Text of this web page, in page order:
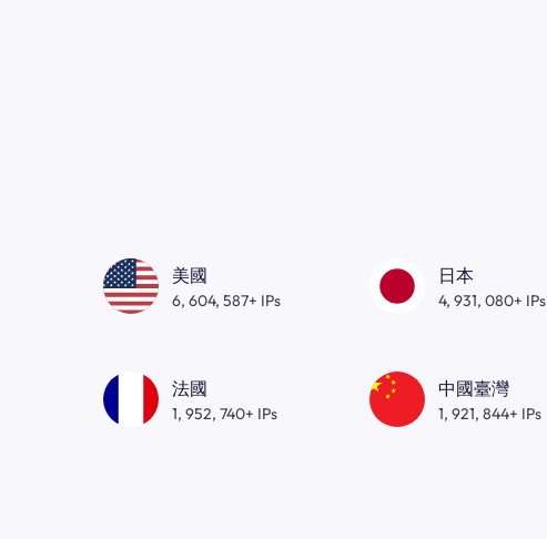
美國
6, 604, 587+ IPs
日本
4, 931, 080+ IPs
法國
1, 952, 740+ IPs
中國臺灣
1, 921, 844+ IPs